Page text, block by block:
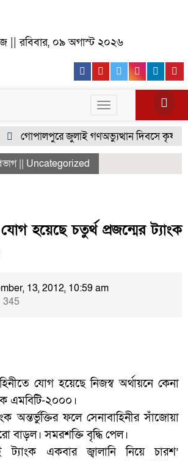
|| রবিবার, ০৯ অগাস্ট ২০২৬
Facebook
YoutubeTwitter
Toggle
navigation
গোপালপুরে জুলাই গণঅভ্যুত্থান দিবসে কৃষক
|| Uncategorized
যোগ হয়েছে চতুর্থ প্রজন্মের ট্যাংক
13, 2012, 10:59 am
345
যোগ হয়েছে নিজস্ব অর্থায়নে কেনা
এমবিটি-২০০০।
অন্তর্ভুক্তির ফলে সেনাবাহিনীর সাঁজোয়া
বাড়ল। সমরশক্তি বৃদ্ধি পেল।
একবার জ্বালানি নিয়ে চারশ’